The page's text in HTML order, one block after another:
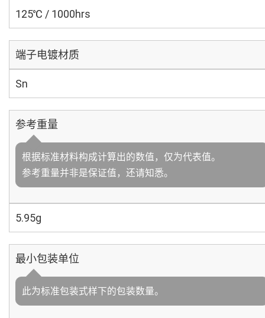
125℃ / 1000hrs
端子电镀材质
Sn
参考重量
根据标准材料构成计算出的数值，仅为代表值。
参考重量并非是保证值，还请知悉。
5.95g
最小包装单位
此为标准包装式样下的包装数量。